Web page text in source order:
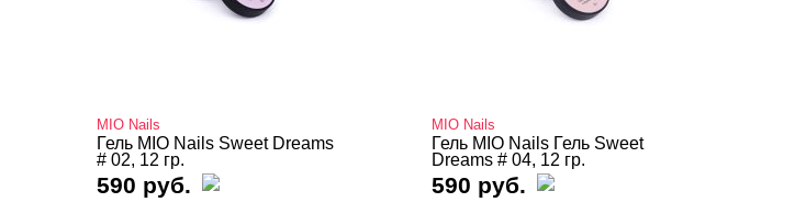
MIO Nails
Гель MIO Nails Sweet Dreams
# 02, 12 гр.
590 руб.
MIO Nails
Гель MIO Nails Гель Sweet
Dreams # 04, 12 гр.
590 руб.